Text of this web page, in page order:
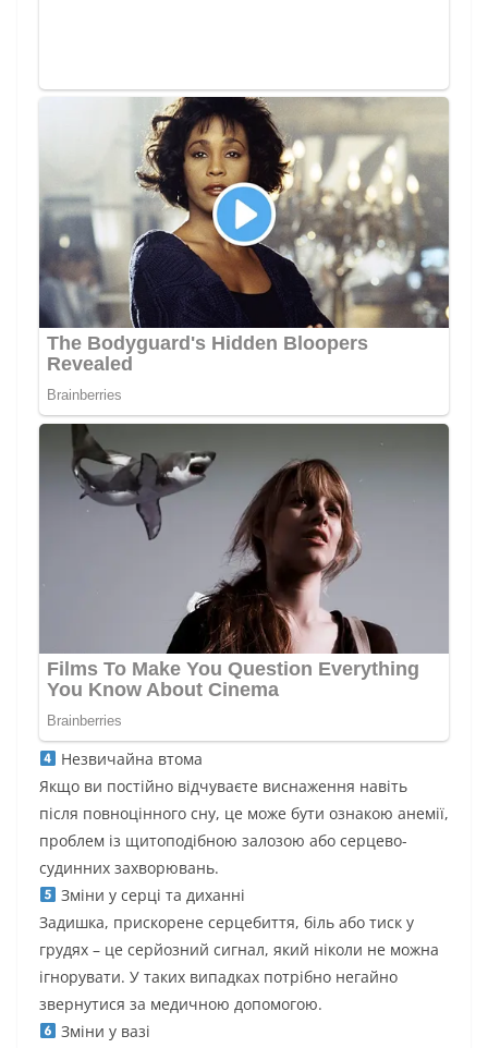
Незвичайна втома
Якщо ви постійно відчуваєте виснаження навіть
після повноцінного сну, це може бути ознакою анемії,
проблем із щитоподібною залозою або серцево-
судинних захворювань.
Зміни у серці та диханні
Задишка, прискорене серцебиття, біль або тиск у
грудях – це серйозний сигнал, який ніколи не можна
ігнорувати. У таких випадках потрібно негайно
звернутися за медичною допомогою.
Зміни у вазі